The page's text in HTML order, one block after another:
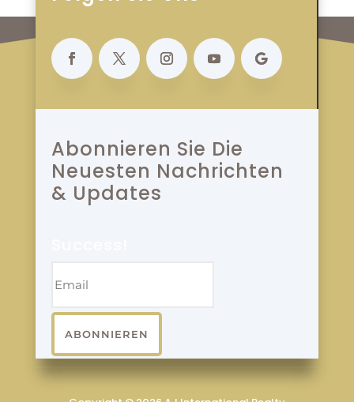
Abonnieren Sie Die
Neuesten Nachrichten
& Updates
ABONNIEREN